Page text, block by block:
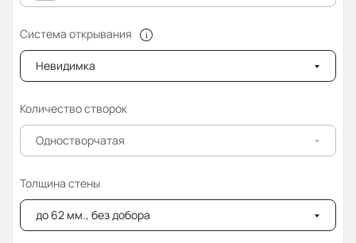
Система открывания
Невидимка
Количество створок
Одностворчатая
Толщина стены
до 62 мм., без добора